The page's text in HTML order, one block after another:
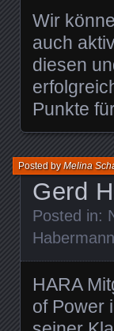
Wir
auch
diesen
Punkte
Gerd
Posted byMelina
Posted in:
Habermann
HARA
of Power